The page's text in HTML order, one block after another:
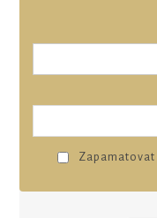
Zapamatovat